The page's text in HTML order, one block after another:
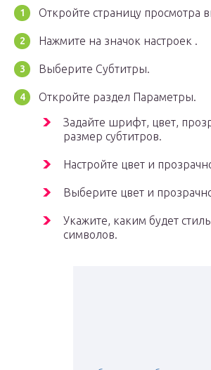
Откройте страницу просмотра
Нажмите на значок настроек .
Выберите Субтитры.
Откройте раздел Параметры.
Задайте шрифт, цвет,
размер субтитров.
Настройте цвет и
Выберите цвет и
Укажите, каким будет
символов.